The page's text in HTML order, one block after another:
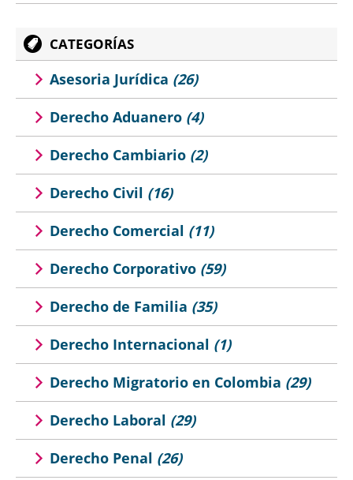
CATEGORÍAS
Asesoria Jurídica (26)
Derecho Aduanero (4)
Derecho Cambiario (2)
Derecho Civil (16)
Derecho Comercial (11)
Derecho Corporativo (59)
Derecho de Familia (35)
Derecho Internacional (1)
Derecho Migratorio en Colombia (29)
Derecho Laboral (29)
Derecho Penal (26)